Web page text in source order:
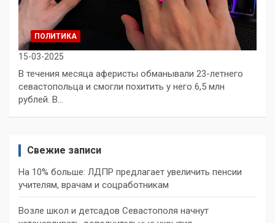
ПОЛИТИКА
15-03-2025
В течения месяца аферисты обманывали 23-летнего
севастопольца и смогли похитить у него 6,5 млн
рублей. В…
Свежие записи
На 10% больше: ЛДПР предлагает увеличить пенсии
учителям, врачам и соцработникам
Возле школ и детсадов Севастополя начнут